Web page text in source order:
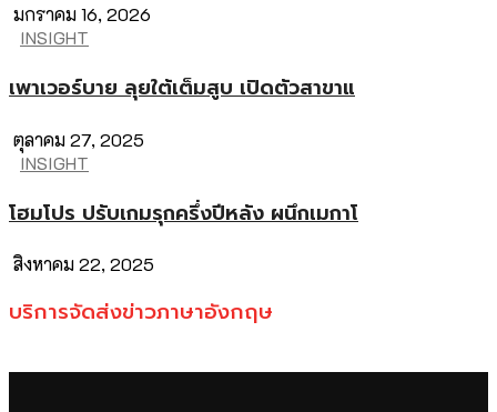
มกราคม 16, 2026
INSIGHT
เพาเวอร์บาย ลุยใต้เต็มสูบ เปิดตัวสาขาแ
ตุลาคม 27, 2025
INSIGHT
โฮมโปร ปรับเกมรุกครึ่งปีหลัง ผนึกเมกาโ
สิงหาคม 22, 2025
บริการจัดส่งข่าวภาษาอังกฤษ